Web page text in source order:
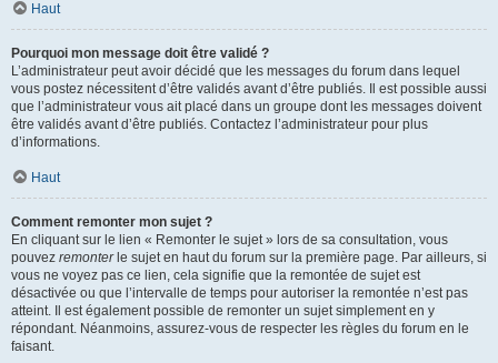
Haut
Pourquoi mon message doit être validé ?
L’administrateur peut avoir décidé que les messages du forum dans lequel
vous postez nécessitent d’être validés avant d’être publiés. Il est possible aussi
que l’administrateur vous ait placé dans un groupe dont les messages doivent
être validés avant d’être publiés. Contactez l’administrateur pour plus
d’informations.
Haut
Comment remonter mon sujet ?
En cliquant sur le lien « Remonter le sujet » lors de sa consultation, vous
pouvez remonterle sujet en haut du forum sur la première page. Par ailleurs, si
vous ne voyez pas ce lien, cela signifie que la remontée de sujet est
désactivée ou que l’intervalle de temps pour autoriser la remontée n’est pas
atteint. Il est également possible de remonter un sujet simplement en y
répondant. Néanmoins, assurez-vous de respecter les règles du forum en le
faisant.